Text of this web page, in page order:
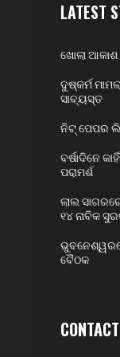
LATEST
ଖୋଲା
ଦୁଷ୍କର୍ମ
ସାବ୍ୟସ୍ତ
ନିଟ୍ ପେପର
ବର୍ଷାଦିନେ
ପରାମର୍ଶ
ଲାଲ
୧୪ ନାବିକ
ବୈଠକ